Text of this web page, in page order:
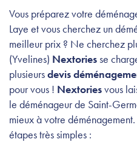
Vous préparez votre
Laye et vous cherchez un
meilleur prix ? Ne cherchez
(Yvelines) Nextoriesse
plusieursdevis
pour vous ! Nextoriesvous
le déménageur de Saint-
mieux à votre
étapes très simples :